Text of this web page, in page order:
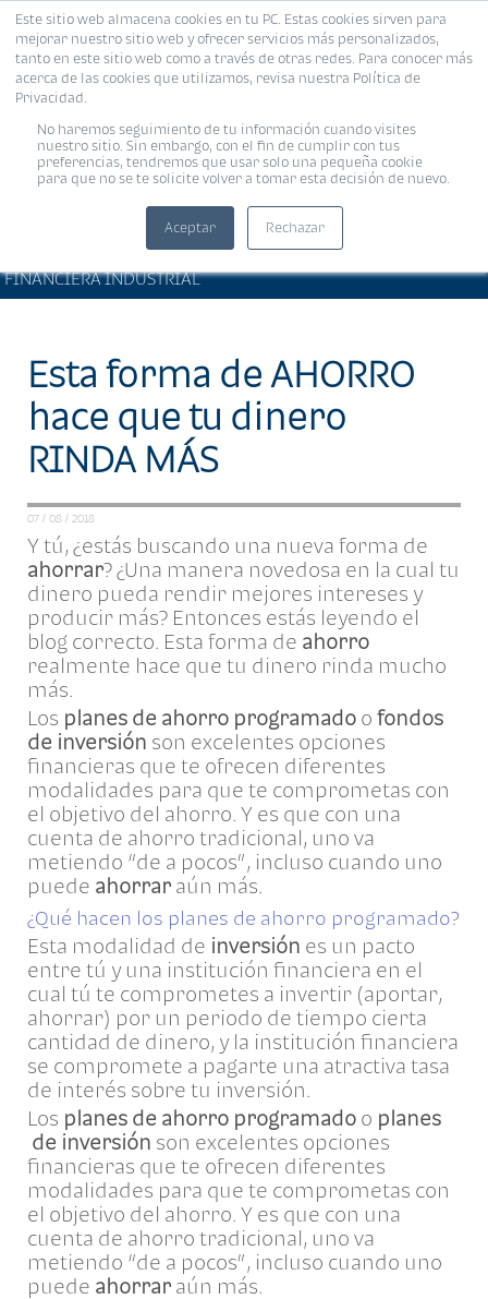
Este sitio web almacena cookies en tu PC. Estas cookies sirven para
mejorar nuestro sitio web y ofrecer servicios más personalizados,
tanto en este sitio web como a través de otras redes. Para conocer más
acerca de las cookies que utilizamos, revisa nuestra Política de
Privacidad.
No haremos seguimiento de tu información cuando visites
nuestro sitio. Sin embargo, con el fin de cumplir con tus
preferencias, tendremos que usar solo una pequeña cookie
para que no se te solicite volver a tomar esta decisión de nuevo.
Aceptar Rechazar
MENÚ
FINANCIERA INDUSTRIAL
Esta forma de AHORRO
hace que tu dinero
RINDA MÁS
07 / 08 / 2018
Y tú, ¿estás buscando una nueva forma de
ahorrar? ¿Una manera novedosa en la cual tu
dinero pueda rendir mejores intereses y
producir más? Entonces estás leyendo el
blog correcto. Esta forma de ahorro
realmente hace que tu dinero rinda mucho
más.
Los planes de ahorro programado o fondos
de inversión son excelentes opciones
financieras que te ofrecen diferentes
modalidades para que te comprometas con
el objetivo del ahorro. Y es que con una
cuenta de ahorro tradicional, uno va
metiendo “de a pocos”, incluso cuando uno
puede ahorrar aún más.
¿Qué hacen los planes de ahorro programado?
Esta modalidad de inversión es un pacto
entre tú y una institución financiera en el
cual tú te comprometes a invertir (aportar,
ahorrar) por un periodo de tiempo cierta
cantidad de dinero, y la institución financiera
se compromete a pagarte una atractiva tasa
de interés sobre tu inversión.
Los planes de ahorro programado o planes
de inversión son excelentes opciones
financieras que te ofrecen diferentes
modalidades para que te comprometas con
el objetivo del ahorro. Y es que con una
cuenta de ahorro tradicional, uno va
metiendo “de a pocos”, incluso cuando uno
puede ahorrar aún más.